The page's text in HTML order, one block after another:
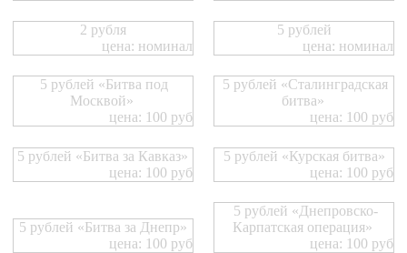
2 рубля
цена: номинал
5 рублей
цена: номинал
5 рублей «Битва под
Москвой»
цена: 100 руб
5 рублей «Сталинградская
битва»
цена: 100 руб
5 рублей «Битва за Кавказ»
цена: 100 руб
5 рублей «Курская битва»
цена: 100 руб
5 рублей «Битва за Днепр»
цена: 100 руб
5 рублей «Днепровско-
Карпатская операция»
цена: 100 руб